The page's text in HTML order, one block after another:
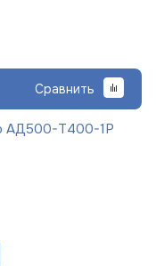
Сравнить
АД500-Т400-1Р